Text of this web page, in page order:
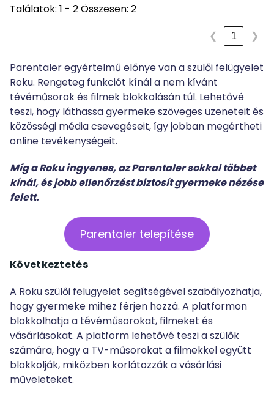
Találatok: 1 - 2 Összesen: 2
❮ 1 ❯
Parentaler egyértelmű előnye van a szülői felügyelet
Roku. Rengeteg funkciót kínál a nem kívánt
tévéműsorok és filmek blokkolásán túl. Lehetővé
teszi, hogy láthassa gyermeke szöveges üzeneteit és
közösségi média csevegéseit, így jobban megértheti
online tevékenységeit.
Míg a Roku ingyenes, az Parentaler sokkal többet
kínál, és jobb ellenőrzést biztosít gyermeke nézése
felett.
Parentaler telepítése
Következtetés
A Roku szülői felügyelet segítségével szabályozhatja,
hogy gyermeke mihez férjen hozzá. A platformon
blokkolhatja a tévéműsorokat, filmeket és
vásárlásokat. A platform lehetővé teszi a szülők
számára, hogy a TV-műsorokat a filmekkel együtt
blokkolják, miközben korlátozzák a vásárlási
műveleteket.